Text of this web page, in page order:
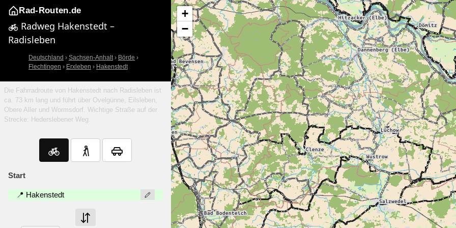
Rad-Routen.de
Radweg Hakenstedt –
Radisleben
Deutschland › Sachsen-Anhalt› Börde ›
Flechtingen › Erxleben › Hakenstedt
Die Fahrradroute von Hakenstedt nach Radisleben ist
ca. 73 km lang und führt über Ovelgünne, Eilsleben,
Obere Aller und Wormsdorf. Wichtige Straße auf der
Strecke: Hederslebener Weg.
Start
📍 Hakenstedt
+
−